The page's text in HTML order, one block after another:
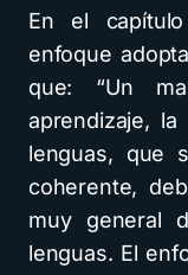
En el
enfoque
que: “Un
aprendizaje,
lenguas, que
coherente,
muy general
lenguas. El